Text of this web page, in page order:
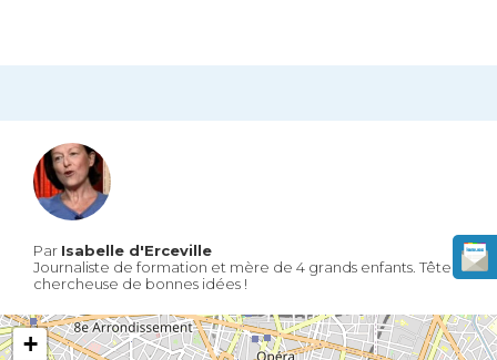
Par Isabelle d'Erceville
Journaliste de formation et mère de 4 grands enfants. Tête
chercheuse de bonnes idées !
+